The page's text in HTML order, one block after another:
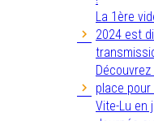
La 1ère
2024 est
place pour
Vite-Lu en